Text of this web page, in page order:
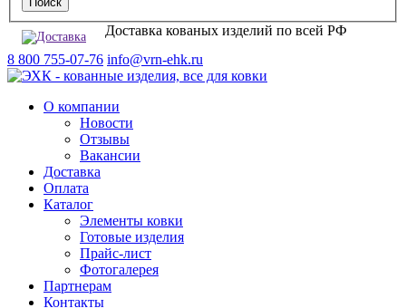
Доставка кованых изделий по всей РФ
8 800 755-07-76 info@vrn-ehk.ru
О компании
Новости
Отзывы
Вакансии
Доставка
Оплата
Каталог
Элементы ковки
Готовые изделия
Прайс-лист
Фотогалерея
Партнерам
Контакты